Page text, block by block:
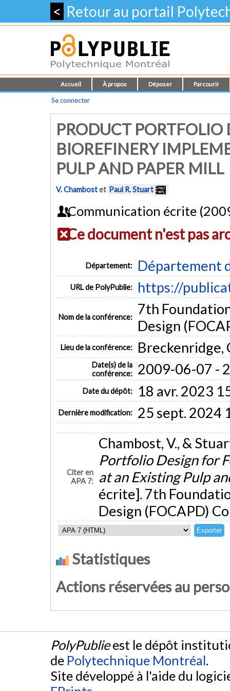
< Retour au portail
Accueil À propos Déposer Parcourir
Se connecter
PRODUCT PORTFOLIO
BIOREFINERY
PULP AND PAPER MILL
V. Chambostet Paul R. Stuart
Communication écrite
Ce document n'est pas
Département: Département
URL de PolyPublie: https://
Nom de la conférence:
7th
Design
Lieu de la conférence: Breckenridge,
Date(s) de la
conférence:
2009-06-07 -
Date du dépôt: 18 avr. 2023
Dernière modification: 25 sept. 2024
Citer en
APA 7:
Chambost, V., &
Portfolio Design for
at an Existing Pulp
écrite]. 7th
Design (FOCAPD)
Statistiques
Actions réservées au
PolyPublieest le dépôt
de Polytechnique Montréal.
Site développé à l'aide du